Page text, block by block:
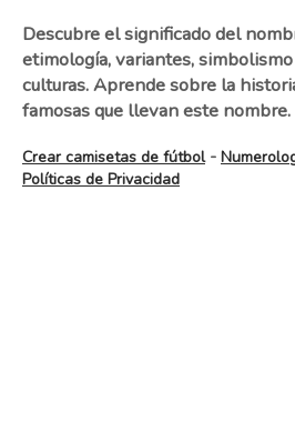
Descubre el significado del
etimología, variantes,
culturas. Aprende sobre la
famosas que llevan este nombre.
Crear camisetas de fútbol-
Políticas de Privacidad